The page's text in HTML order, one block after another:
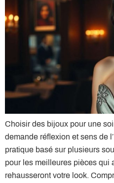
Choisir des bijoux pour une
demande réflexion et sens de
pratique basé sur plusieurs
pour les meilleures pièces qui
rehausseront votre look.